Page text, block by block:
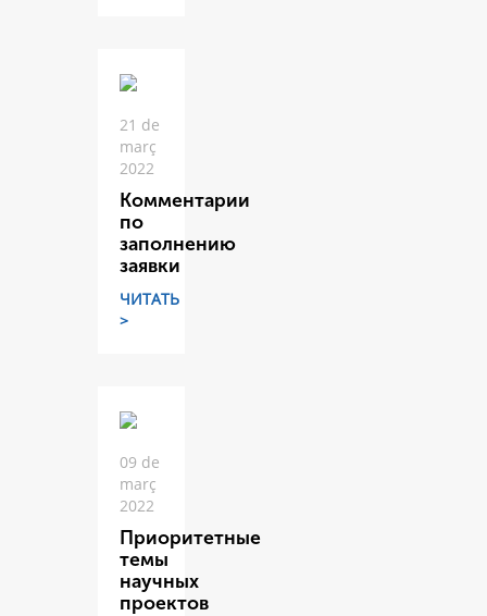
21 de
març
2022
Комментарии
по
заполнению
заявки
ЧИТАТЬ
>
09 de
març
2022
Приоритетные
темы
научных
проектов